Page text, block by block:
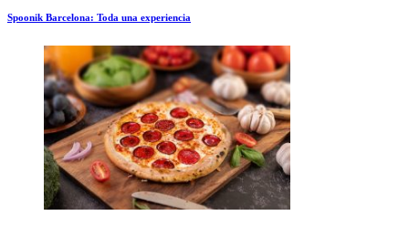
Spoonik Barcelona: Toda una experiencia